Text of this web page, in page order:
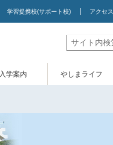
学習提携校(サポート校) アクセス
入学案内 やしまライフ